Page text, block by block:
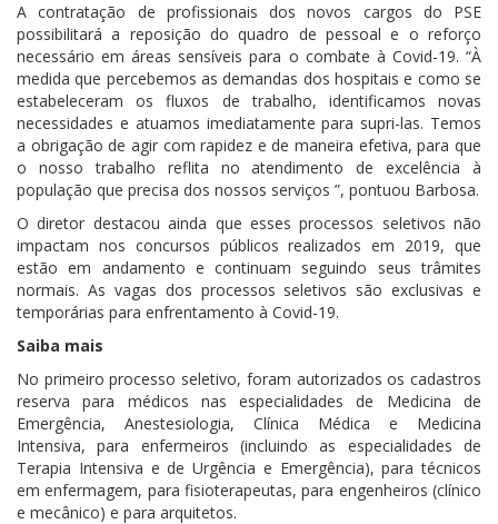
A contratação de profissionais dos novos cargos do PSE
possibilitará a reposição do quadro de pessoal e o reforço
necessário em áreas sensíveis para o combate à Covid-19. “À
medida que percebemos as demandas dos hospitais e como se
estabeleceram os fluxos de trabalho, identificamos novas
necessidades e atuamos imediatamente para supri-las. Temos
a obrigação de agir com rapidez e de maneira efetiva, para que
o nosso trabalho reflita no atendimento de excelência à
população que precisa dos nossos serviços ”, pontuou Barbosa.
O diretor destacou ainda que esses processos seletivos não
impactam nos concursos públicos realizados em 2019, que
estão em andamento e continuam seguindo seus trâmites
normais. As vagas dos processos seletivos são exclusivas e
temporárias para enfrentamento à Covid-19.
Saiba mais
No primeiro processo seletivo, foram autorizados os cadastros
reserva para médicos nas especialidades de Medicina de
Emergência, Anestesiologia, Clínica Médica e Medicina
Intensiva, para enfermeiros (incluindo as especialidades de
Terapia Intensiva e de Urgência e Emergência), para técnicos
em enfermagem, para fisioterapeutas, para engenheiros (clínico
e mecânico) e para arquitetos.